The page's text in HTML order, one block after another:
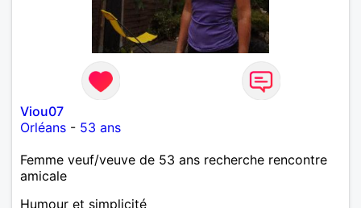
Viou07
Orléans - 53 ans
Femme veuf/veuve de 53 ans recherche rencontre
amicale
Humour et simplicité